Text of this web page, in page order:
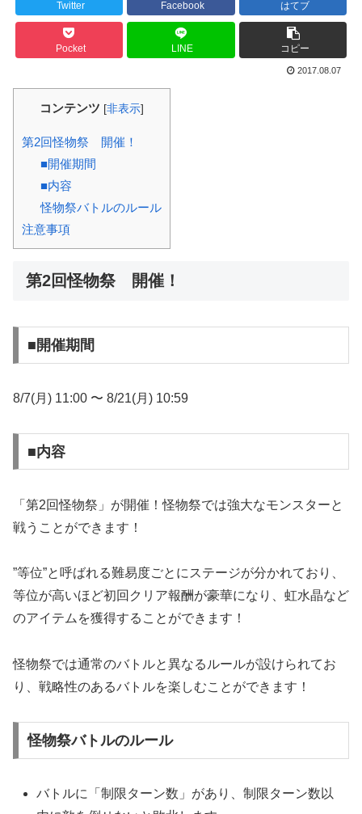
Twitter Facebook はてブ
Pocket LINE コピー
2017.08.07
コンテンツ [非表示]
第2回怪物祭 開催！
■開催期間
■内容
怪物祭バトルのルール
注意事項
第2回怪物祭 開催！
■開催期間
8/7(月) 11:00 〜 8/21(月) 10:59
■内容
「第2回怪物祭」が開催！怪物祭では強大なモンスターと
戦うことができます！
”等位”と呼ばれる難易度ごとにステージが分かれており、
等位が高いほど初回クリア報酬が豪華になり、虹水晶など
のアイテムを獲得することができます！
怪物祭では通常のバトルと異なるルールが設けられてお
り、戦略性のあるバトルを楽しむことができます！
怪物祭バトルのルール
バトルに「制限ターン数」があり、制限ターン数以